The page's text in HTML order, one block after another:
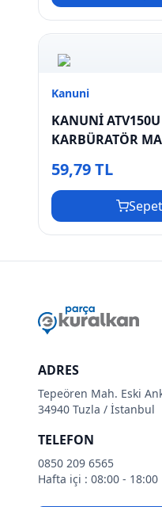
Kanuni
KANUNİ
KARBÜRATÖR
59,79 TL
ADRES
Tepeören Mah. Eski
34940 Tuzla / İstanbul
TELEFON
0850 209 6565
Hafta içi : 08:00 - 18:00